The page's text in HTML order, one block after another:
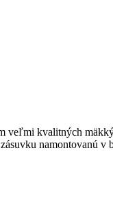
veľmi kvalitných
namontovanú v